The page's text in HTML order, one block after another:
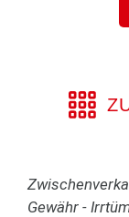
Gewähr -